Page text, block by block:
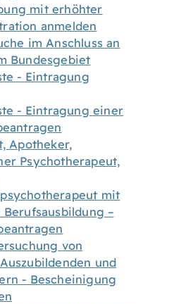
mit erhöhter
anmelden
im Anschluss an
Bundesgebiet
- Eintragung
- Eintragung einer
Apotheker,
Psychotherapeut,
mit
–
von
und
- Bescheinigung